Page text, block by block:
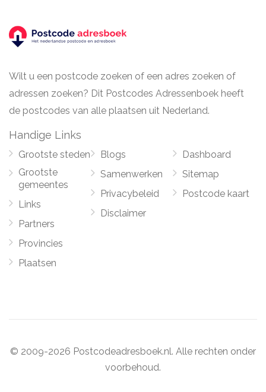
Wilt u een postcode zoeken of een adres zoeken of
adressen zoeken? Dit Postcodes Adressenboek heeft
de postcodes van alle plaatsen uit Nederland.
Handige Links
Grootste steden
Grootste
gemeentes
Links
Partners
Provincies
Plaatsen
Blogs
Samenwerken
Privacybeleid
Disclaimer
Dashboard
Sitemap
Postcode kaart
© 2009-2026 Postcodeadresboek.nl. Alle rechten onder
voorbehoud.